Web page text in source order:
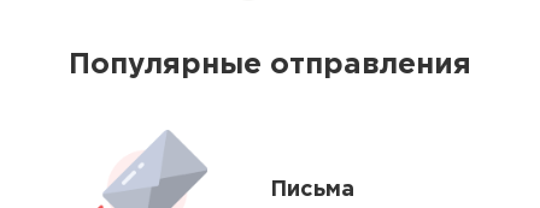
Популярные отправления
Письма